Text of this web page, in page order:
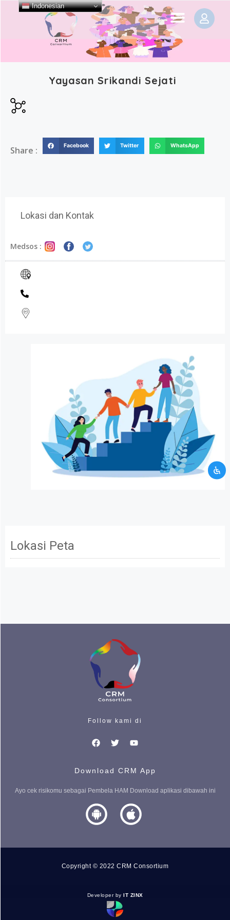
Yayasan Srikandi Sejati
Share : Facebook Twitter WhatsApp
Lokasi dan Kontak
Medsos :
Lokasi Peta
Follow kami di
Download CRM App
Ayo cek risikomu sebagai Pembela HAM Download aplikasi dibawah ini
Copyright © 2022 CRM Consortium
Developer by IT ZINX
Indonesian
USAHA TERBAIK KAMI UNTUK KAMU
TERIMA KASIH ATAS WAKTU
LUANG KAMU
Mohon maaf data informasi yang kamu berikan
tidak memenuhi persyaratan kami. Silahkan